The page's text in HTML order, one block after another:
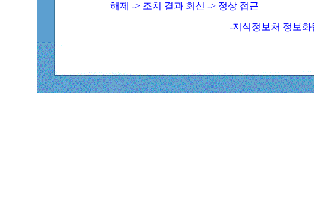
해제 -> 조치 결과 회신 -> 정상 접근
-지식정보처 정보화